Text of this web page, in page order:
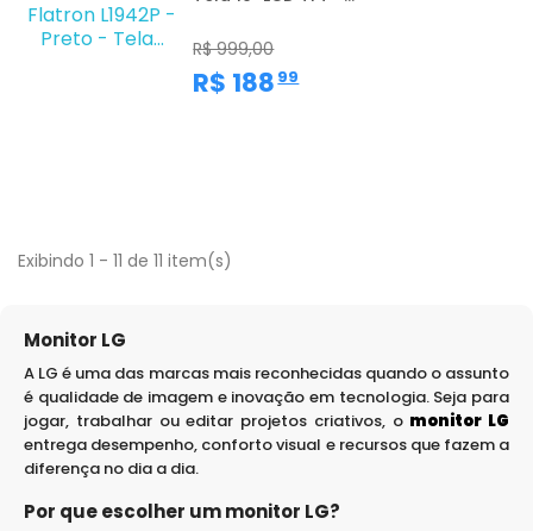
R$ 999,00
R$ 188 ,99
Exibindo 1 - 11 de 11 item(s)
Monitor LG
A LG é uma das marcas mais reconhecidas quando o assunto
é qualidade de imagem e inovação em tecnologia. Seja para
jogar, trabalhar ou editar projetos criativos, o monitor LG
entrega desempenho, conforto visual e recursos que fazem a
diferença no dia a dia.
Por que escolher um monitor LG?